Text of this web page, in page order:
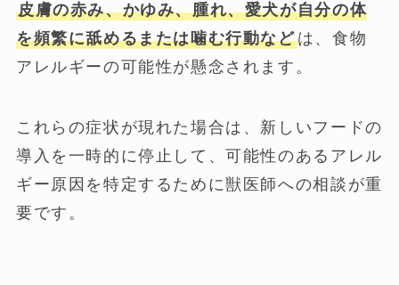
皮膚の赤み、かゆみ、腫れ、愛犬が自分の体
を頻繁に舐めるまたは噛む行動などは、食物
アレルギーの可能性が懸念されます。
これらの症状が現れた場合は、新しいフードの
導入を一時的に停止して、可能性のあるアレル
ギー原因を特定するために獣医師への相談が重
要です。